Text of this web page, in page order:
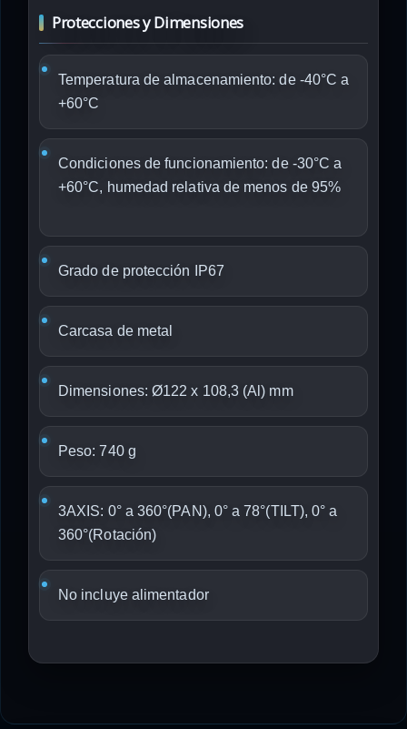
Protecciones y Dimensiones
Temperatura de almacenamiento: de -40°C a
+60°C
Condiciones de funcionamiento: de -30°C a
+60°C, humedad relativa de menos de 95%
Grado de protección IP67
Carcasa de metal
Dimensiones: Ø122 x 108,3 (Al) mm
Peso: 740 g
3AXIS: 0° a 360°(PAN), 0° a 78°(TILT), 0° a
360°(Rotación)
No incluye alimentador